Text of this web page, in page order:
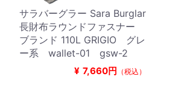
サラバーグラー Sara Burglar
長財布ラウンドファスナー
ブランド 110L GRIGIO グレ
ー系 wallet-01 gsw-2
¥ 7,660円 （税込）